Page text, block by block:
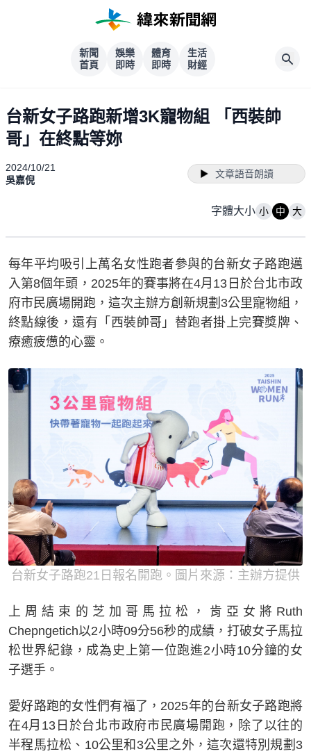
新聞
首頁
娛樂
即時
體育
即時
生活
財經
台新女子路跑新增3K寵物組 「西裝帥
哥」在終點等妳
2024/10/21
吳嘉倪
文章語音朗讀
字體大小 小 中 大
每年平均吸引上萬名女性跑者參與的台新女子路跑邁
入第8個年頭，2025年的賽事將在4月13日於台北市政
府市民廣場開跑，這次主辦方創新規劃3公里寵物組，
終點線後，還有「西裝帥哥」替跑者掛上完賽獎牌、
療癒疲憊的心靈。
台新女子路跑21日報名開跑。圖片來源：主辦方提供
上周結束的芝加哥馬拉松，肯亞女將Ruth
Chepngetich以2小時09分56秒的成績，打破女子馬拉
松世界紀錄，成為史上第一位跑進2小時10分鐘的女
子選手。
愛好路跑的女性們有福了，2025年的台新女子路跑將
在4月13日於台北市政府市民廣場開跑，除了以往的
半程馬拉松、10公里和3公里之外，這次還特別規劃3